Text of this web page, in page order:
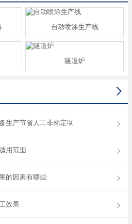
自动喷涂生产线
隧道炉

生产节省人工非标定制
用范围
的因素有哪些
效果